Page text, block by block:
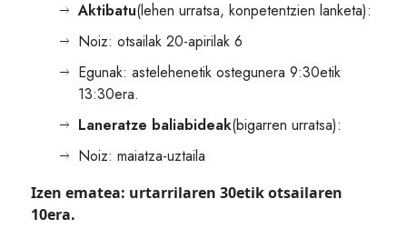
Aktibatu(lehen urratsa, konpetentzien lanketa):
Noiz: otsailak 20-apirilak 6
Egunak: astelehenetik ostegunera 9:30etik
13:30era.
Laneratze baliabideak(bigarren urratsa):
Noiz: maiatza-uztaila
Izen ematea: urtarrilaren 30etik otsailaren
10era.